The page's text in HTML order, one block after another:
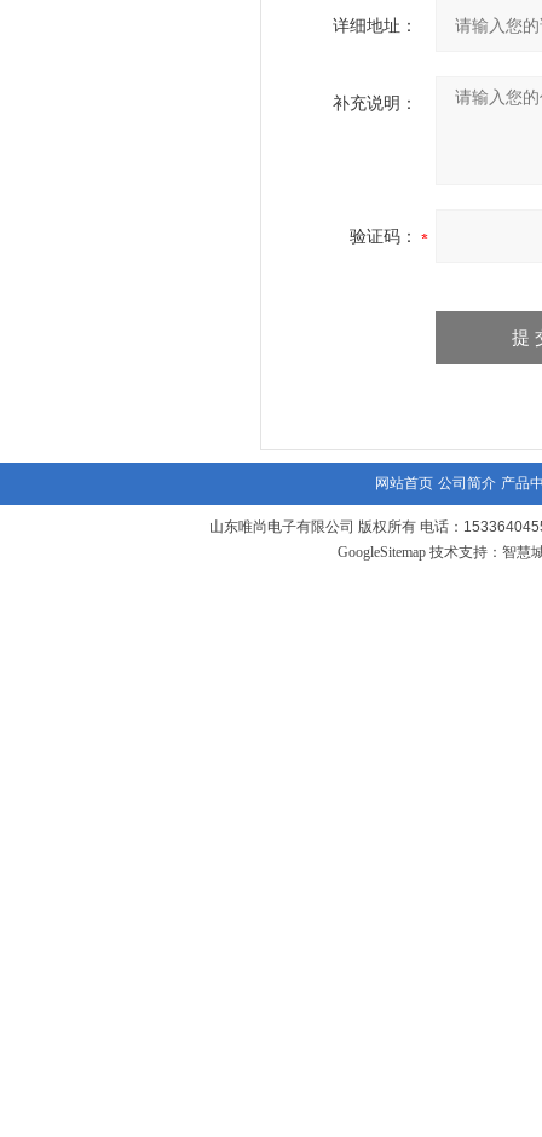
详细地址：
补充说明：
验证码：
网站首页 公司简介 产品
山东唯尚电子有限公司 版权所有 电话：
GoogleSitemap技术支持： 智慧